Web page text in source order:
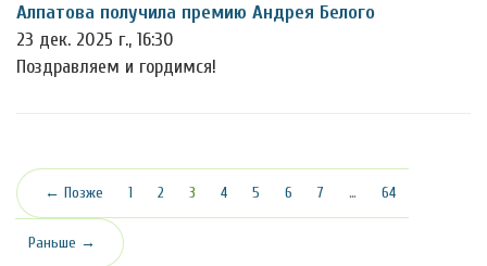
Алпатова получила премию Андрея Белого
23 дек. 2025 г., 16:30
Поздравляем и гордимся!
← Позже 1 2 3 (текущая)
4 5 6 7 … 64
Раньше →